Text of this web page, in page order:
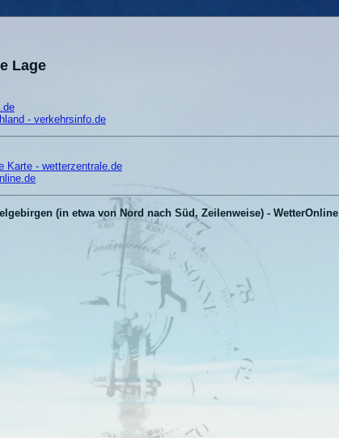
Lage
- verkehrsinfo.de
Karte - wetterzentrale.de
(in etwa von Nord nach Süd, Zeilenweise) - WetterOnline